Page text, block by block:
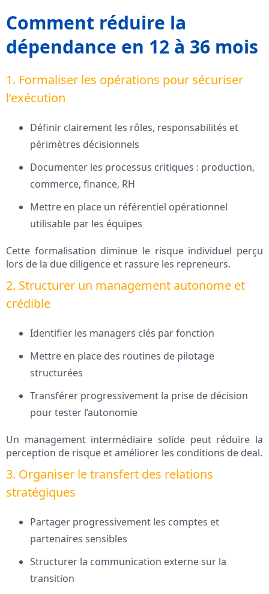
Comment réduire la
dépendance en 12 à 36 mois
1. Formaliser les opérations pour sécuriser
l’exécution
Définir clairement les rôles, responsabilités et
périmètres décisionnels
Documenter les processus critiques : production,
commerce, finance, RH
Mettre en place un référentiel opérationnel
utilisable par les équipes
Cette formalisation diminue le risque individuel perçu
lors de la due diligence et rassure les repreneurs.
2. Structurer un management autonome et
crédible
Identifier les managers clés par fonction
Mettre en place des routines de pilotage
structurées
Transférer progressivement la prise de décision
pour tester l’autonomie
Un management intermédiaire solide peut réduire la
perception de risque et améliorer les conditions de deal.
3. Organiser le transfert des relations
stratégiques
Partager progressivement les comptes et
partenaires sensibles
Structurer la communication externe sur la
transition